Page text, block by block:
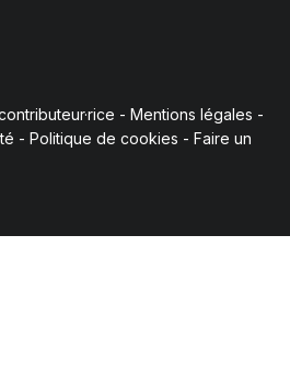
- Mentions légales -
- Politique de cookies - Faire un